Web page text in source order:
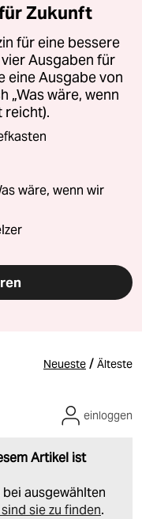
Zukunft
für eine bessere
Ausgaben für
eine Ausgabe von
„Was wäre, wenn
reicht).
wäre, wenn wir
Neueste / Älteste
Artikel ist
ausgewählten
sie zu finden.
einloggen